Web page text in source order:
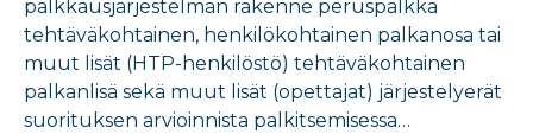
palkkausjärjestelmän rakenne peruspalkka
tehtäväkohtainen, henkilökohtainen palkanosa tai
muut lisät (HTP-henkilöstö) tehtäväkohtainen
palkanlisä sekä muut lisät (opettajat) järjestelyerät
suorituksen arvioinnista palkitsemisessa…